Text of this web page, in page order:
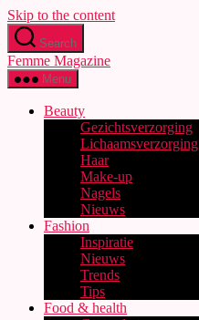
Skip to the content
Search
Femme Magazine
Menu
Beauty
Gezichtsverzorging
Lichaamsverzorging
Haar
Make-up
Nagels
Nieuws
Fashion
Inspiratie
Nieuws
Trends
Tips
Food & health